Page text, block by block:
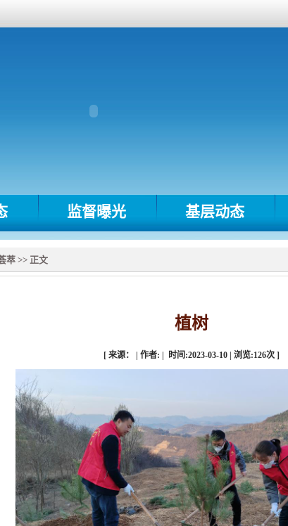
监督曝光 基层动态
萃>> 正文
植树
[ 来源： | 作者: | 时间:2023-03-10 | 浏览:126次 ]